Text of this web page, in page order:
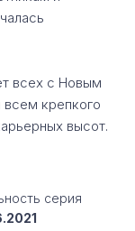
всех с Новым
крепкого
высот.
серия